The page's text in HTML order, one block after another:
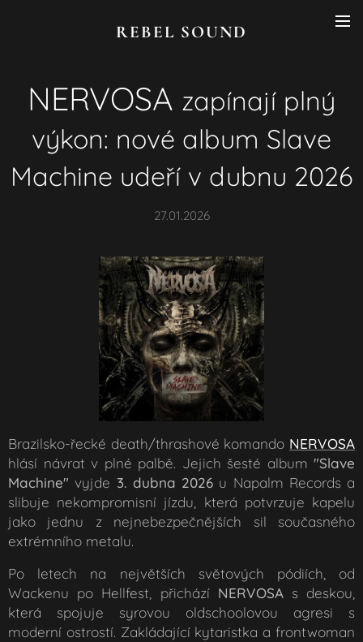
REBEL SOUND
NERVOSA zapínají plný
výkon: nové album Slave
Machine udeří v dubnu 2026
27.01.2026
Brazil­sko-řecké death/thrashové komando NERVOSA
hlásí návrat v plné palbě. Jejich šesté album "Slave
Machine" vyjde 3. dubna 2026 u Napalm Records a
slibuje nekompromisní jízdu, která potvrzuje kapelu
jako jednu z nejnebezpečnějších sil současného
extrémního metalu.
Po letech na největších světových pódiích, od
Wackenu po Hellfest, přichází NERVOSA s deskou,
která spojuje syrovou oldschoolovou agresi s
moderní ostrostí. Zakládající kytaristka a frontwoman